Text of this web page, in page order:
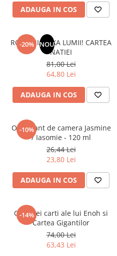
ADAUGA IN COS
-20% NOU
ROMANIA, AXA LUMII! CARTEA
NATIEI
81,00 Lei
64,80 Lei
ADAUGA IN COS
-10%
Odorizant de camera Jasmine
/ Iasomie - 120 ml
26,44 Lei
23,80 Lei
ADAUGA IN COS
-14%
Cele trei carti ale lui Enoh si
Cartea Gigantilor
74,00 Lei
63,43 Lei